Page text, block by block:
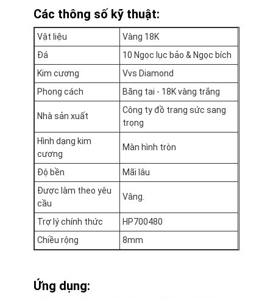
Các thông số kỹ thuật:
Vật liệu
Vàng 18K
Đá
10 Ngọc lục bảo & Ngọc bích
Kim cương
Vvs Diamond
Phong cách
Băng tai - 18K vàng trắng
Nhà sản xuất
Công ty đồ trang sức sang
trọng
Hình dạng kim
cương
Màn hình tròn
Độ bền
Mãi lâu
Được làm theo yêu
cầu
Vâng.
Trợ lý chính thức
HP700480
Chiều rộng
8mm
Ứng dụng: